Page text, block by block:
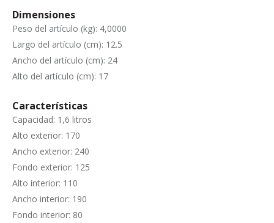
Dimensiones
Peso del artículo (kg): 4,0000
Largo del artículo (cm): 12.5
Ancho del artículo (cm): 24
Alto del artículo (cm): 17
Características
Capacidad: 1,6 litros
Alto exterior: 170
Ancho exterior: 240
Fondo exterior: 125
Alto interior: 110
Ancho interior: 190
Fondo interior: 80